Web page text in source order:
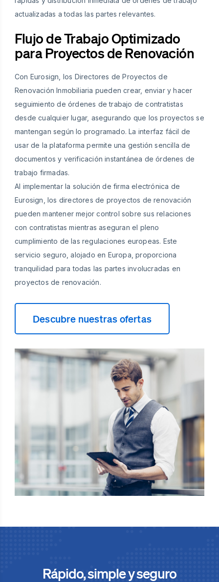
actualizadas a todas las partes relevantes.
Flujo de Trabajo Optimizado
para Proyectos de Renovación
Con Eurosign, los Directores de Proyectos de
Renovación Inmobiliaria pueden crear, enviar y hacer
seguimiento de órdenes de trabajo de contratistas
desde cualquier lugar, asegurando que los proyectos se
mantengan según lo programado. La interfaz fácil de
usar de la plataforma permite una gestión sencilla de
documentos y verificación instantánea de órdenes de
trabajo firmadas.
Al implementar la solución de firma electrónica de
Eurosign, los directores de proyectos de renovación
pueden mantener mejor control sobre sus relaciones
con contratistas mientras aseguran el pleno
cumplimiento de las regulaciones europeas. Este
servicio seguro, alojado en Europa, proporciona
tranquilidad para todas las partes involucradas en
proyectos de renovación.
Descubre nuestras ofertas
Rápido, simple y seguro